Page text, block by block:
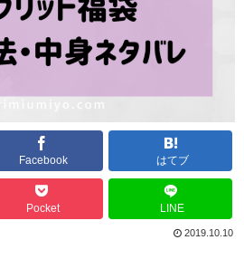
Facebook はてブ
Pocket LINE
2019.10.10